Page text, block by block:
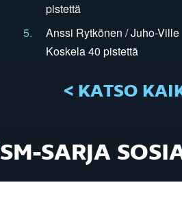
pistettä
5.
Anssi Rytkönen / Juho-Ville
Koskela 40 pistettä
< KATSO
SM-SARJA